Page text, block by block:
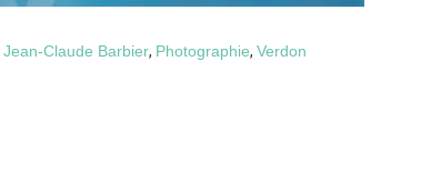
Jean-Claude Barbier, Photographie, Verdon